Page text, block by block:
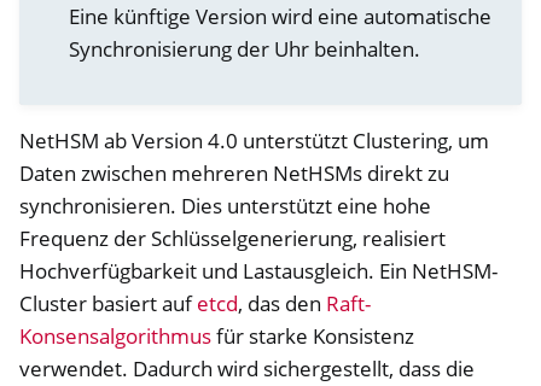
navigation of Container
navigation of Compatible Software
navigation of NitroWall NW750
navigation of Software
Eine künftige Version wird eine automatische
Synchronisierung der Uhr beinhalten.
NetHSM ab Version 4.0 unterstützt Clustering, um
Daten zwischen mehreren NetHSMs direkt zu
synchronisieren. Dies unterstützt eine hohe
Frequenz der Schlüsselgenerierung, realisiert
Hochverfügbarkeit und Lastausgleich. Ein NetHSM-
Cluster basiert aufetcd, das den Raft-
Konsensalgorithmusfür starke Konsistenz
verwendet. Dadurch wird sichergestellt, dass die